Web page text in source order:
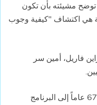
مشيئته بأن تكون
هي اكتشاف "كيفية وجوب
فاريل، أمين سر
تحدث الأسقف فاريل البالغ من العمر 67 عاماً إلى البرنامج